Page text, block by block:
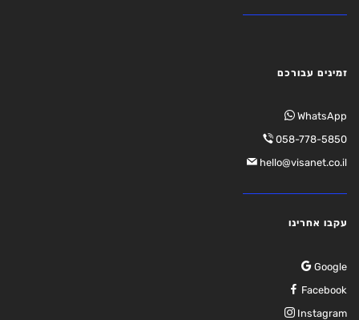
זמינים עבורכם
WhatsApp
058-778-5850
hello@visanet.co.il
עקבו אחרינו
Google
Facebook
Instagram